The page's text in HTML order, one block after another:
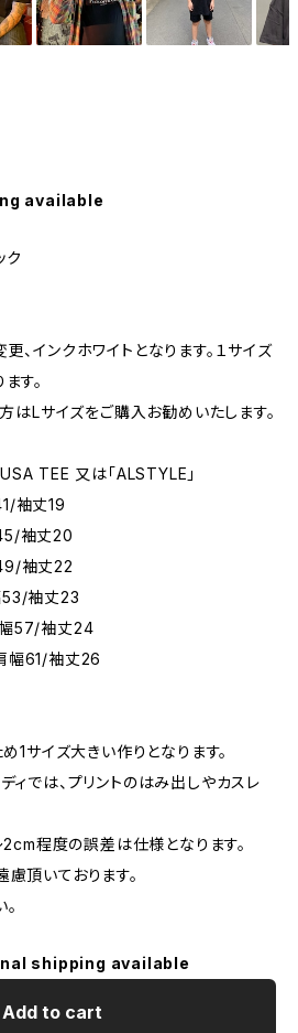
available
ク
、インクホワイトとなります。１サイズ
す。
はLサイズをご購入お勧めいたします。
TEE 又は「ALSTYLE」
袖丈19
袖丈20
袖丈22
袖丈23
57/袖丈24
幅61/袖丈26
1サイズ大きい作りとなります。
ィでは、プリントのはみ出しやカスレ
2cm程度の誤差は仕様となります。
頂いております。
shipping available
Add to cart